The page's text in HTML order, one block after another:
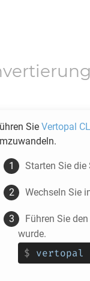
Sie Vertopal
Starten Sie
Wechseln Sie
Führen Sie
wurde.
$ vertopal